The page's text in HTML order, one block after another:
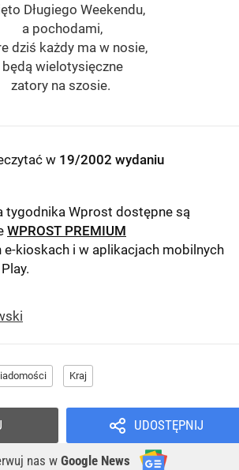
Długiego Weekendu,
a pochodami,
dziś każdy ma w nosie,
będą wielotysięczne
zatory na szosie.
w 19/2002 wydaniu
tygodnika Wprost dostępne są
WPROST PREMIUM
kioskach i w aplikacjach mobilnych
.
Kraj
UDOSTĘPNIJ
nas w Google News